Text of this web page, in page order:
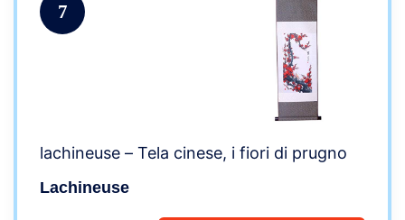
7
lachineuse – Tela cinese, i fiori di prugno
Lachineuse